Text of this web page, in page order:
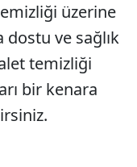
üzerine
dostu ve sağlık
temizliği
bir kenara